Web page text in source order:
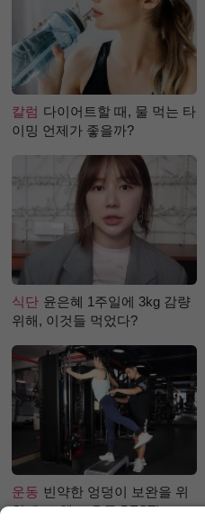
칼럼 다이어트할 때, 물 먹는 타
이밍 언제가 좋을까?
식단 윤은혜 1주일에 3kg 감량
위해, 이것들 먹었다?
운동 빈약한 엉덩이 보완을 위
한 초보 헬스 운동 BEST!